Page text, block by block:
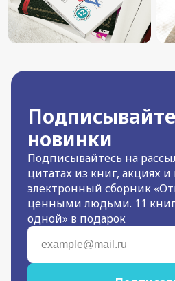
новинки
Подписывайтесь на
цитатах из книг, акциях
электронный сборник
ценными людьми. 11
одной» в подарок